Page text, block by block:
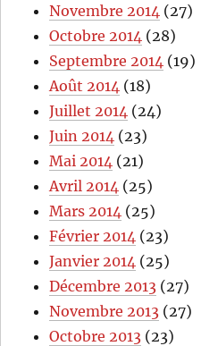
Novembre 2014 (27)
Octobre 2014 (28)
Septembre 2014 (19)
Août 2014 (18)
Juillet 2014 (24)
Juin 2014 (23)
Mai 2014 (21)
Avril 2014 (25)
Mars 2014 (25)
Février 2014 (23)
Janvier 2014 (25)
Décembre 2013 (27)
Novembre 2013 (27)
Octobre 2013 (23)